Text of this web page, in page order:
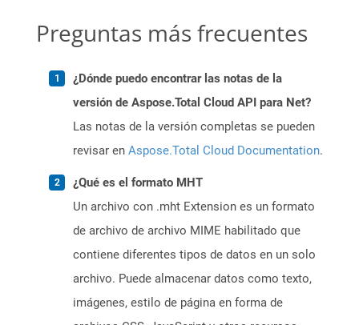
Preguntas más frecuentes
¿Dónde puedo encontrar las notas de la
versión de Aspose.Total Cloud API para Net?
Las notas de la versión completas se pueden
revisar en Aspose.Total Cloud Documentation.
¿Qué es el formato MHT
Un archivo con .mht Extension es un formato
de archivo de archivo MIME habilitado que
contiene diferentes tipos de datos en un solo
archivo. Puede almacenar datos como texto,
imágenes, estilo de página en forma de